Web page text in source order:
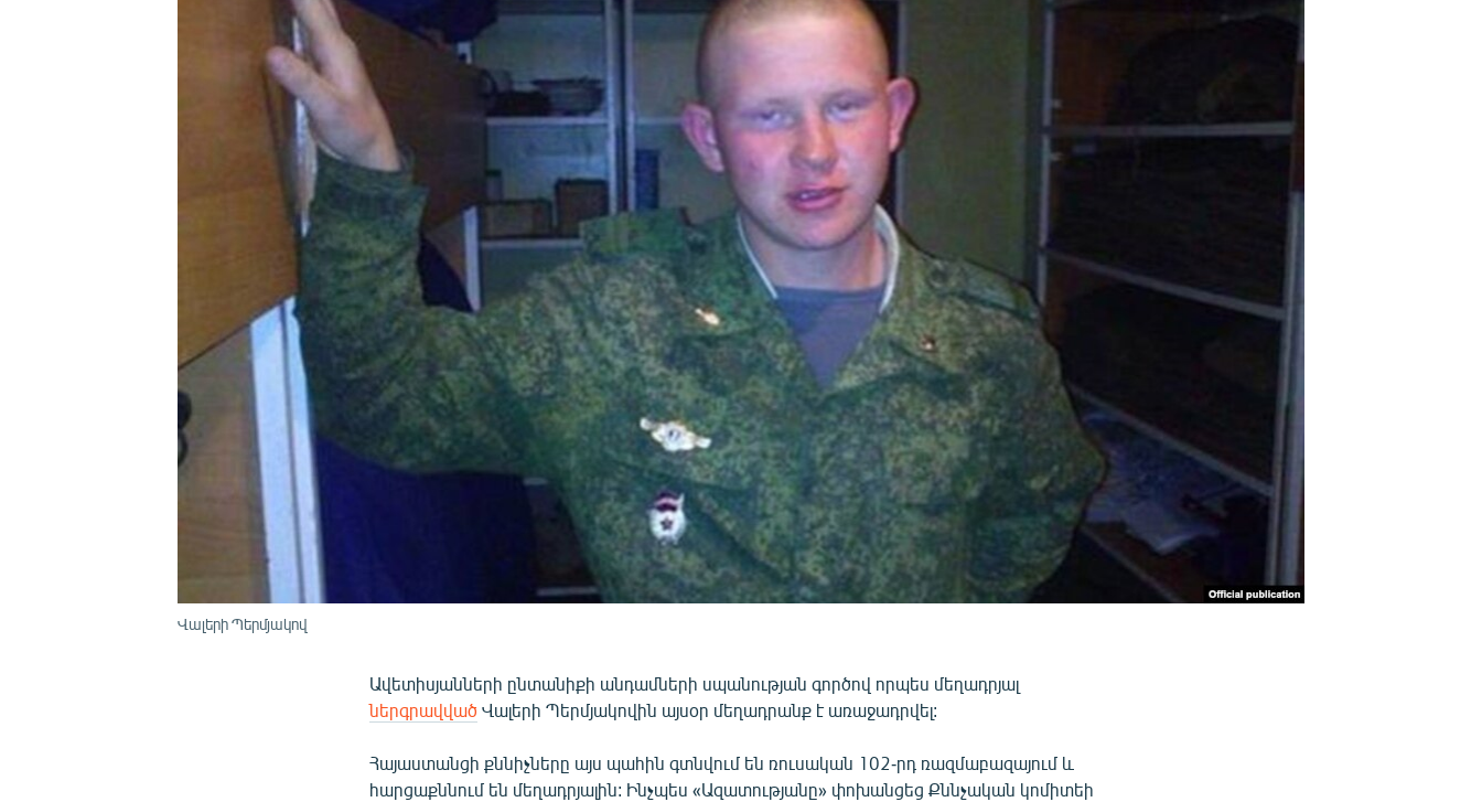
ՁԳՏԵԼՈՎ ԼԱՎԱԳՈՒՅՆԻՆ
Վալերի Պերմյակով
Ավետիսյանների ընտանիքի անդամների սպանության գործով որպես մեղադրյալ
ներգրավված Վալերի Պերմյակովին այսօր մեղադրանք է առաջադրվել:
Հայաստանցի քննիչները այս պահին գտնվում են ռուսական 102-րդ ռազմաբազայում և
հարցաքննում են մեղադրյալին: Ինչպես «Ազատությանը» փոխանցեց Քննչական կոմիտեի